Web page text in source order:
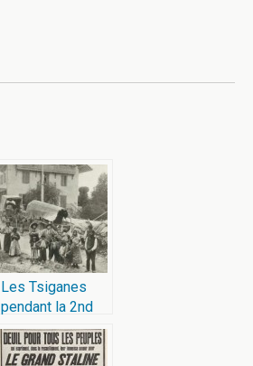
Les Tsiganes
pendant la 2nd
guerre mondiale